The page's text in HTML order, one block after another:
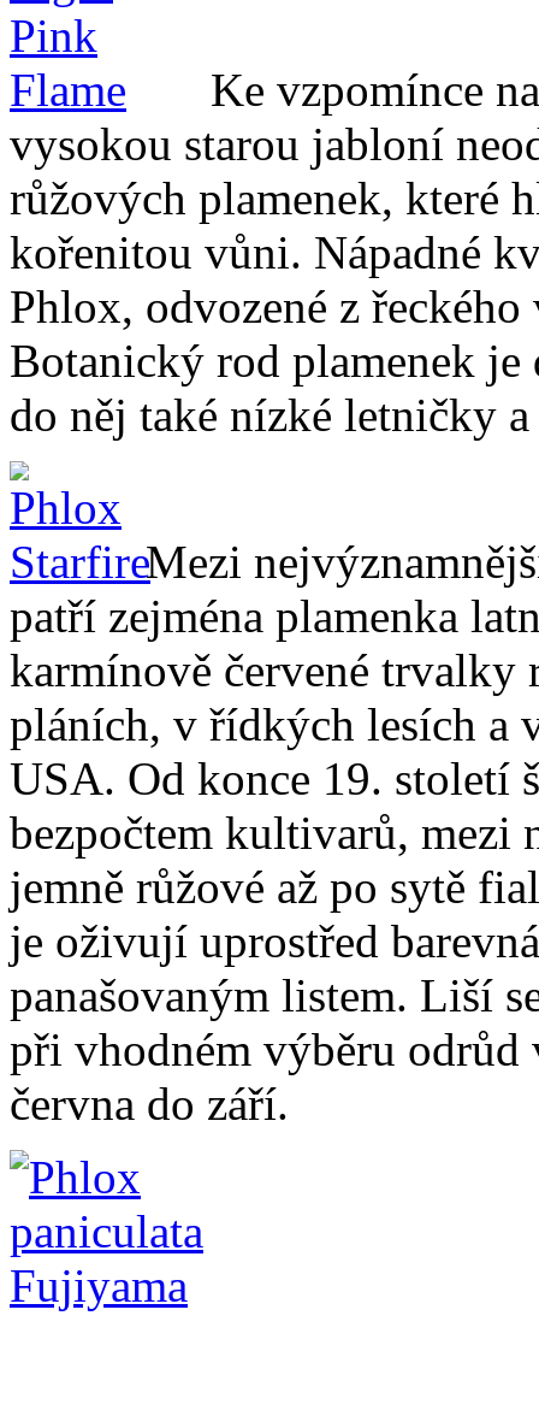
Ke vzpomínce
vysokou starou jabloní
růžových plamenek, které
kořenitou vůni. Nápadné
Phlox, odvozené z
Botanický rod plamenek
do něj také nízké letničky
Mezi
patří zejména plamenka
karmínově červené trvalky
pláních, v řídkých lesích a
USA. Od konce 19. století
bezpočtem kultivarů, mezi
jemně růžové až po sytě
je oživují uprostřed
panašovaným listem. Liší
při vhodném výběru odrůd
června do září.